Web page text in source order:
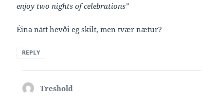
enjoy two nights of celebrations”
Éina nátt hevði eg skilt, men tvær nætur?
REPLY
Treshold